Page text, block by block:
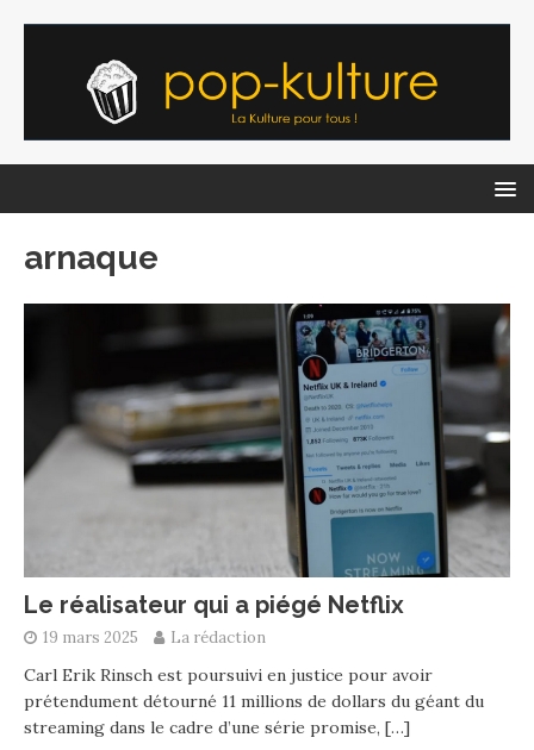
arnaque
Le réalisateur qui a piégé Netflix
19 mars 2025 La rédaction
Carl Erik Rinsch est poursuivi en justice pour avoir
prétendument détourné 11 millions de dollars du géant du
streaming dans le cadre d’une série promise, […]